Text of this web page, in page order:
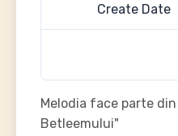
Create Date
Melodia face parte
Betleemului"